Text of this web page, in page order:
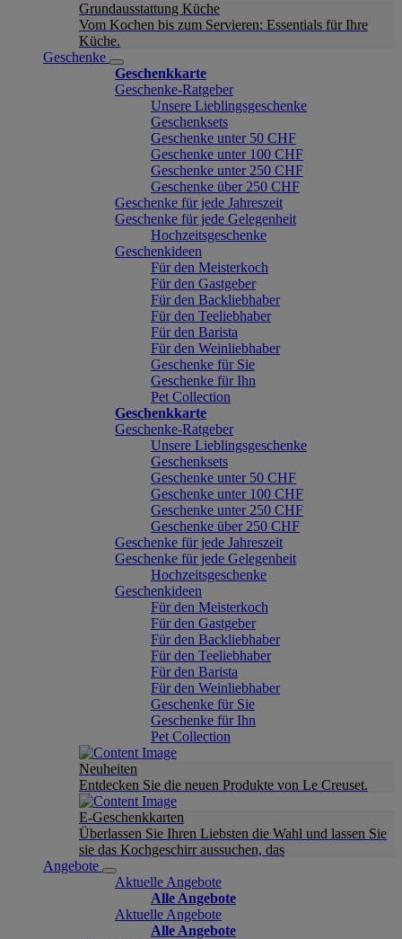
Grundausstattung Küche
Vom Kochen bis zum Servieren: Essentials für Ihre
Küche.
Geschenke
Geschenkkarte
Geschenke-Ratgeber
Unsere Lieblingsgeschenke
Geschenksets
Geschenke unter 50 CHF
Geschenke unter 100 CHF
Geschenke unter 250 CHF
Geschenke über 250 CHF
Geschenke für jede Jahreszeit
Geschenke für jede Gelegenheit
Hochzeitsgeschenke
Geschenkideen
Für den Meisterkoch
Für den Gastgeber
Für den Backliebhaber
Für den Teeliebhaber
Für den Barista
Für den Weinliebhaber
Geschenke für Sie
Geschenke für Ihn
Pet Collection
Geschenkkarte
Geschenke-Ratgeber
Unsere Lieblingsgeschenke
Geschenksets
Geschenke unter 50 CHF
Geschenke unter 100 CHF
Geschenke unter 250 CHF
Geschenke über 250 CHF
Geschenke für jede Jahreszeit
Geschenke für jede Gelegenheit
Hochzeitsgeschenke
Geschenkideen
Für den Meisterkoch
Für den Gastgeber
Für den Backliebhaber
Für den Teeliebhaber
Für den Barista
Für den Weinliebhaber
Geschenke für Sie
Geschenke für Ihn
Pet Collection
Neuheiten
Entdecken Sie die neuen Produkte von Le Creuset.
E-Geschenkkarten
Überlassen Sie Ihren Liebsten die Wahl und lassen Sie
sie das Kochgeschirr aussuchen, das
Angebote
Aktuelle Angebote
Alle Angebote
Aktuelle Angebote
Alle Angebote